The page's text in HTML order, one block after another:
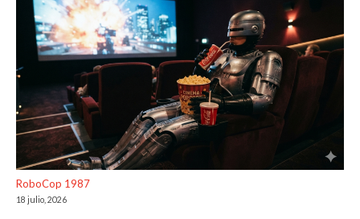
RoboCop 1987
18 julio, 2026